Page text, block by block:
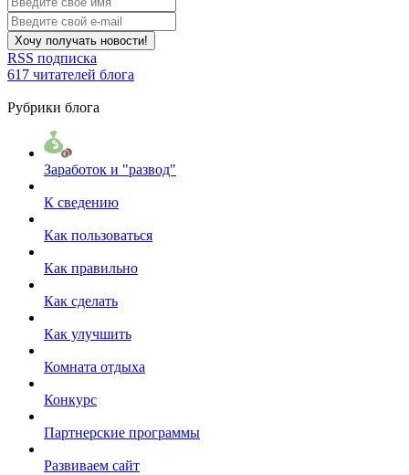
Хочу получать новости!
RSS подписка
617 читателей блога
Рубрики блога
Заработок и "развод"
К сведению
Как пользоваться
Как правильно
Как сделать
Как улучшить
Комната отдыха
Конкурс
Партнерские программы
Развиваем сайт